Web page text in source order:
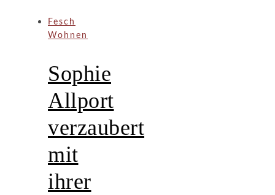
Fesch
Wohnen
Sophie
Allport
verzaubert
mit
ihrer